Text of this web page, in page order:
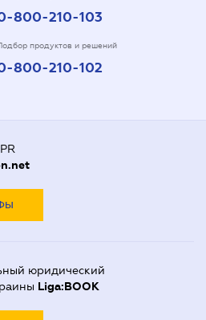
800-210-103
продуктов и решений
800-210-102
юридический
Liga:BOOK